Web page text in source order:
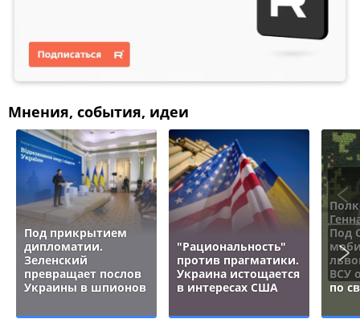
Мнения, события, идеи
Под прикрытием
дипломатии.
Зеленский
превращает послов
Украины в шпионов
"Рациональность"
против прагматики.
Украина истощается
в интересах США
Под
ВСУ
по